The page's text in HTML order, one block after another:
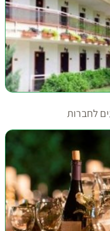
לחברות